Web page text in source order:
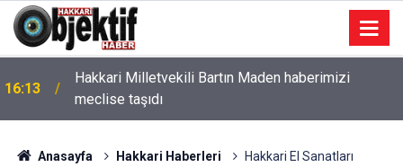
16:13
Hakkari Milletvekili Bartın Maden haberimizi
meclise taşıdı
Anasayfa Hakkari Haberleri
Hakkari El Sanatları